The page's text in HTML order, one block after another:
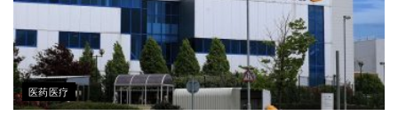
医药医疗